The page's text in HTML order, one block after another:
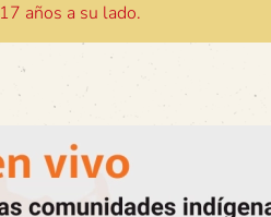
17 años a su lado.